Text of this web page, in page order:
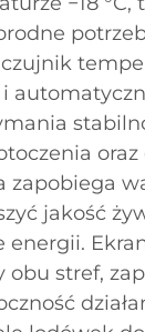
oraz
zapobiega
jakość
energii.
stref,